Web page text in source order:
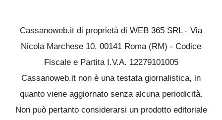
Cassanoweb.it di proprietà di WEB 365 SRL - Via
Nicola Marchese 10, 00141 Roma (RM) - Codice
Fiscale e Partita I.V.A. 12279101005
Cassanoweb.it non è una testata giornalistica, in
quanto viene aggiornato senza alcuna periodicità.
Non può pertanto considerarsi un prodotto editoriale